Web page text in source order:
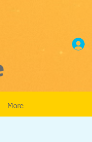
More